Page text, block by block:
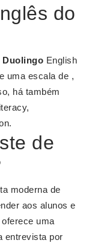
do
Duolingo English
uma escala de ,
há também
de
moderna de
aos alunos e
uma
entrevista por